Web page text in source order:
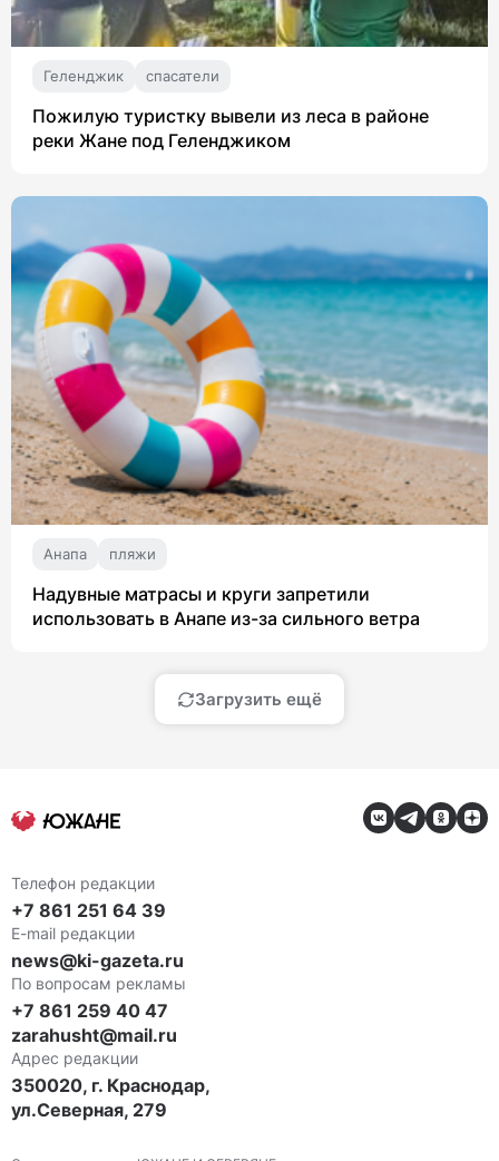
Геленджик спасатели
Пожилую туристку вывели из леса в районе
реки Жане под Геленджиком
Анапа пляжи
Надувные матрасы и круги запретили
использовать в Анапе из-за сильного ветра
Загрузить ещё
Телефон редакции
+7 861 251 64 39
E-mail редакции
news@ki-gazeta.ru
По вопросам рекламы
+7 861 259 40 47
zarahusht@mail.ru
Адрес редакции
350020, г. Краснодар,
ул.Северная, 279